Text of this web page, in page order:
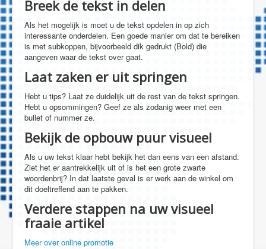
Breek de tekst in delen
Als het mogelijk is moet u de tekst opdelen in op zich
interessante onderdelen. Een goede manier om dat te bereiken
is met subkoppen, bijvoorbeeld dik gedrukt (Bold) die
aangeven waar de tekst over gaat.
Laat zaken er uit springen
Hebt u tips? Laat ze duidelijk uit de rest van de tekst springen.
Hebt u opsommingen? Geef ze als zodanig weer met een
bullet of nummer ze.
Bekijk de opbouw puur visueel
Als u uw tekst klaar hebt bekijk het dan eens van een afstand.
Ziet het er aantrekkelijk uit of is het een grote zwarte
woordenbrij? In dat laatste geval is er werk aan de winkel om
dit doeltreffend aan te pakken.
Verdere stappen na uw visueel
fraaie artikel
Meer over online promotie